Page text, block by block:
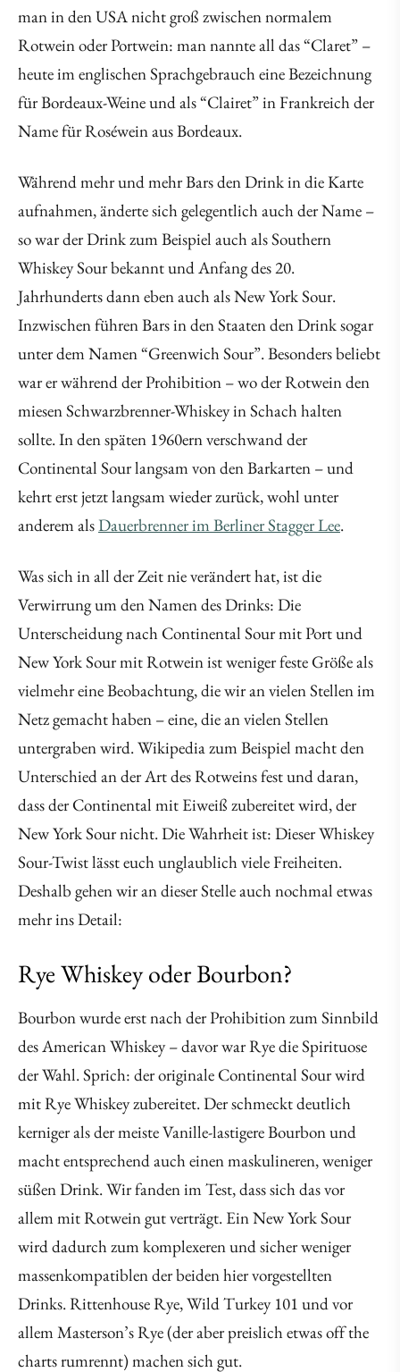
man in den USA nicht groß zwischen normalem
Rotwein oder Portwein: man nannte all das “Claret” –
heute im englischen Sprachgebrauch eine Bezeichnung
für Bordeaux-Weine und als “Clairet” in Frankreich der
Name für Roséwein aus Bordeaux.
Während mehr und mehr Bars den Drink in die Karte
aufnahmen, änderte sich gelegentlich auch der Name –
so war der Drink zum Beispiel auch als Southern
Whiskey Sour bekannt und Anfang des 20.
Jahrhunderts dann eben auch als New York Sour.
Inzwischen führen Bars in den Staaten den Drink sogar
unter dem Namen “Greenwich Sour”. Besonders beliebt
war er während der Prohibition – wo der Rotwein den
miesen Schwarzbrenner-Whiskey in Schach halten
sollte. In den späten 1960ern verschwand der
Continental Sour langsam von den Barkarten – und
kehrt erst jetzt langsam wieder zurück, wohl unter
anderem alsDauerbrenner im Berliner Stagger Lee.
Was sich in all der Zeit nie verändert hat, ist die
Verwirrung um den Namen des Drinks: Die
Unterscheidung nach Continental Sour mit Port und
New York Sour mit Rotwein ist weniger feste Größe als
vielmehr eine Beobachtung, die wir an vielen Stellen im
Netz gemacht haben – eine, die an vielen Stellen
untergraben wird. Wikipedia zum Beispiel macht den
Unterschied an der Art des Rotweins fest und daran,
dass der Continental mit Eiweiß zubereitet wird, der
New York Sour nicht. Die Wahrheit ist: Dieser Whiskey
Sour-Twist lässt euch unglaublich viele Freiheiten.
Deshalb gehen wir an dieser Stelle auch nochmal etwas
mehr ins Detail:
Rye Whiskey oder Bourbon?
Bourbon wurde erst nach der Prohibition zum Sinnbild
des American Whiskey – davor war Rye die Spirituose
der Wahl. Sprich: der originale Continental Sour wird
mit Rye Whiskey zubereitet. Der schmeckt deutlich
kerniger als der meiste Vanille-lastigere Bourbon und
macht entsprechend auch einen maskulineren, weniger
süßen Drink. Wir fanden im Test, dass sich das vor
allem mit Rotwein gut verträgt. Ein New York Sour
wird dadurch zum komplexeren und sicher weniger
massenkompatiblen der beiden hier vorgestellten
Drinks. Rittenhouse Rye, Wild Turkey 101 und vor
allem Masterson’s Rye (der aber preislich etwas off the
charts rumrennt) machen sich gut.